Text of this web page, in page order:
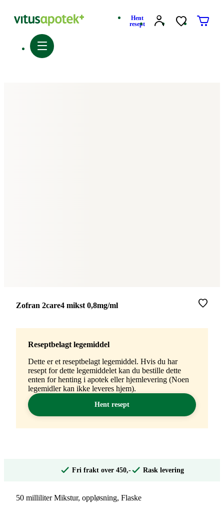
Hent
resept
Merke:
Zofran 2care4 mikst 0,8mg/ml
Reseptbelagt legemiddel
Dette er et reseptbelagt legemiddel. Hvis du har
resept for dette legemiddelet kan du bestille dette
enten for henting i apotek eller hjemlevering (Noen
legemidler kan ikke leveres hjem).
Hent resept
Fri frakt over 450,- Rask levering
50 milliliter Mikstur, oppløsning, Flaske